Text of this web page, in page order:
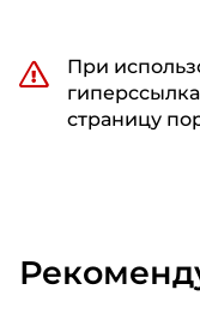
При
страницу